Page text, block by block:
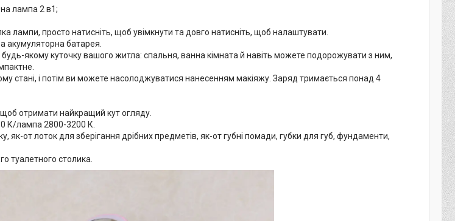
лампа 2 в1;
лампи, просто натисніть, щоб увімкнути та довго натисніть, щоб налаштувати.
акумуляторна батарея.
якому куточку вашого житла: спальня, ванна кімната й навіть можете подорожувати з ним,
стані, і потім ви можете насолоджуватися нанесенням макіяжу. Заряд тримається понад 4
отримати найкращий кут огляду.
К/лампа 2800-3200 К.
як-от лоток для зберігання дрібних предметів, як-от губні помади, губки для губ, фундаменти,
туалетного столика.